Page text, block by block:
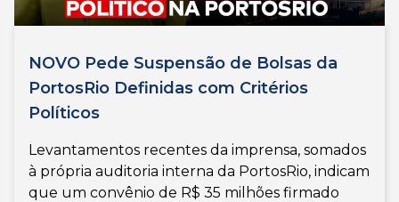
NOVO Pede Suspensão de Bolsas da
PortosRio Definidas com Critérios
Políticos
Levantamentos recentes da imprensa, somados
à própria auditoria interna da PortosRio, indicam
que um convênio de R$ 35 milhões firmado